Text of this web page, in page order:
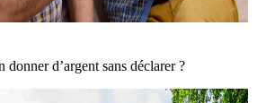
donner d’argent sans déclarer ?